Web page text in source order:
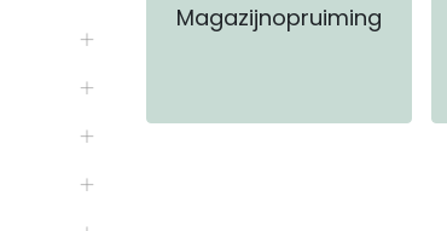
Magazijnopruiming